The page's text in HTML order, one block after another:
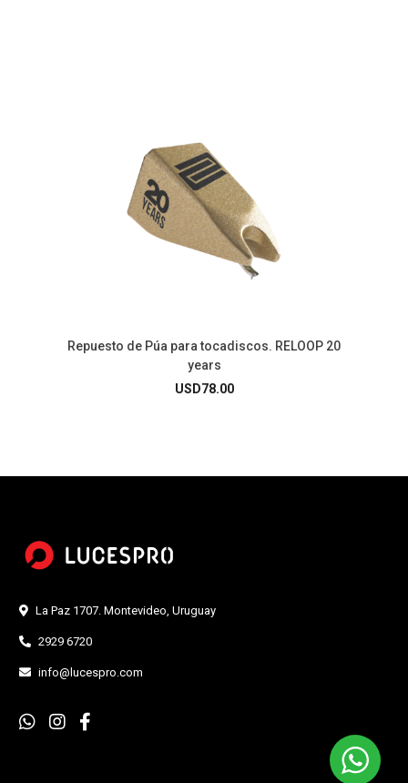
Repuesto de Púa para tocadiscos. RELOOP 20
years
USD78.00
La Paz 1707. Montevideo, Uruguay
2929 6720
info@lucespro.com